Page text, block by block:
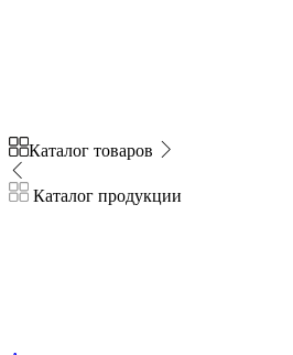
Каталог товаров
Каталог продукции